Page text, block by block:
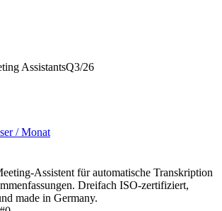
AssistantsQ3/26
/ Monat
Assistent für automatische Transkription
Dreifach ISO-zertifiziert,
made in Germany.